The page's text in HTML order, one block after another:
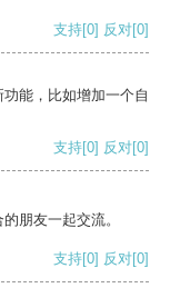
支持[0] 反对[0]
能，比如增加一个自
支持[0] 反对[0]
朋友一起交流。
支持[0] 反对[0]